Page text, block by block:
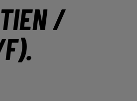
/